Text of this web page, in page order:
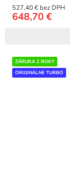
527,40 € bez DPH
648,70 €
ZÁRUKA 2 ROKY
ORIGINÁLNE TURBO